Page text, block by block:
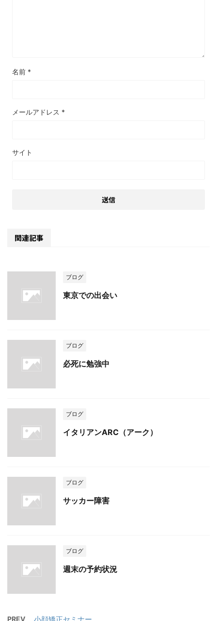
名前 *
メールアドレス *
サイト
関連記事
ブログ
東京での出会い
ブログ
必死に勉強中
ブログ
イタリアンARC（アーク）
ブログ
サッカー障害
ブログ
週末の予約状況
PREV